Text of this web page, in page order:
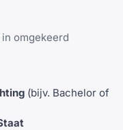
omgekeerd
(bijv. Bachelor of